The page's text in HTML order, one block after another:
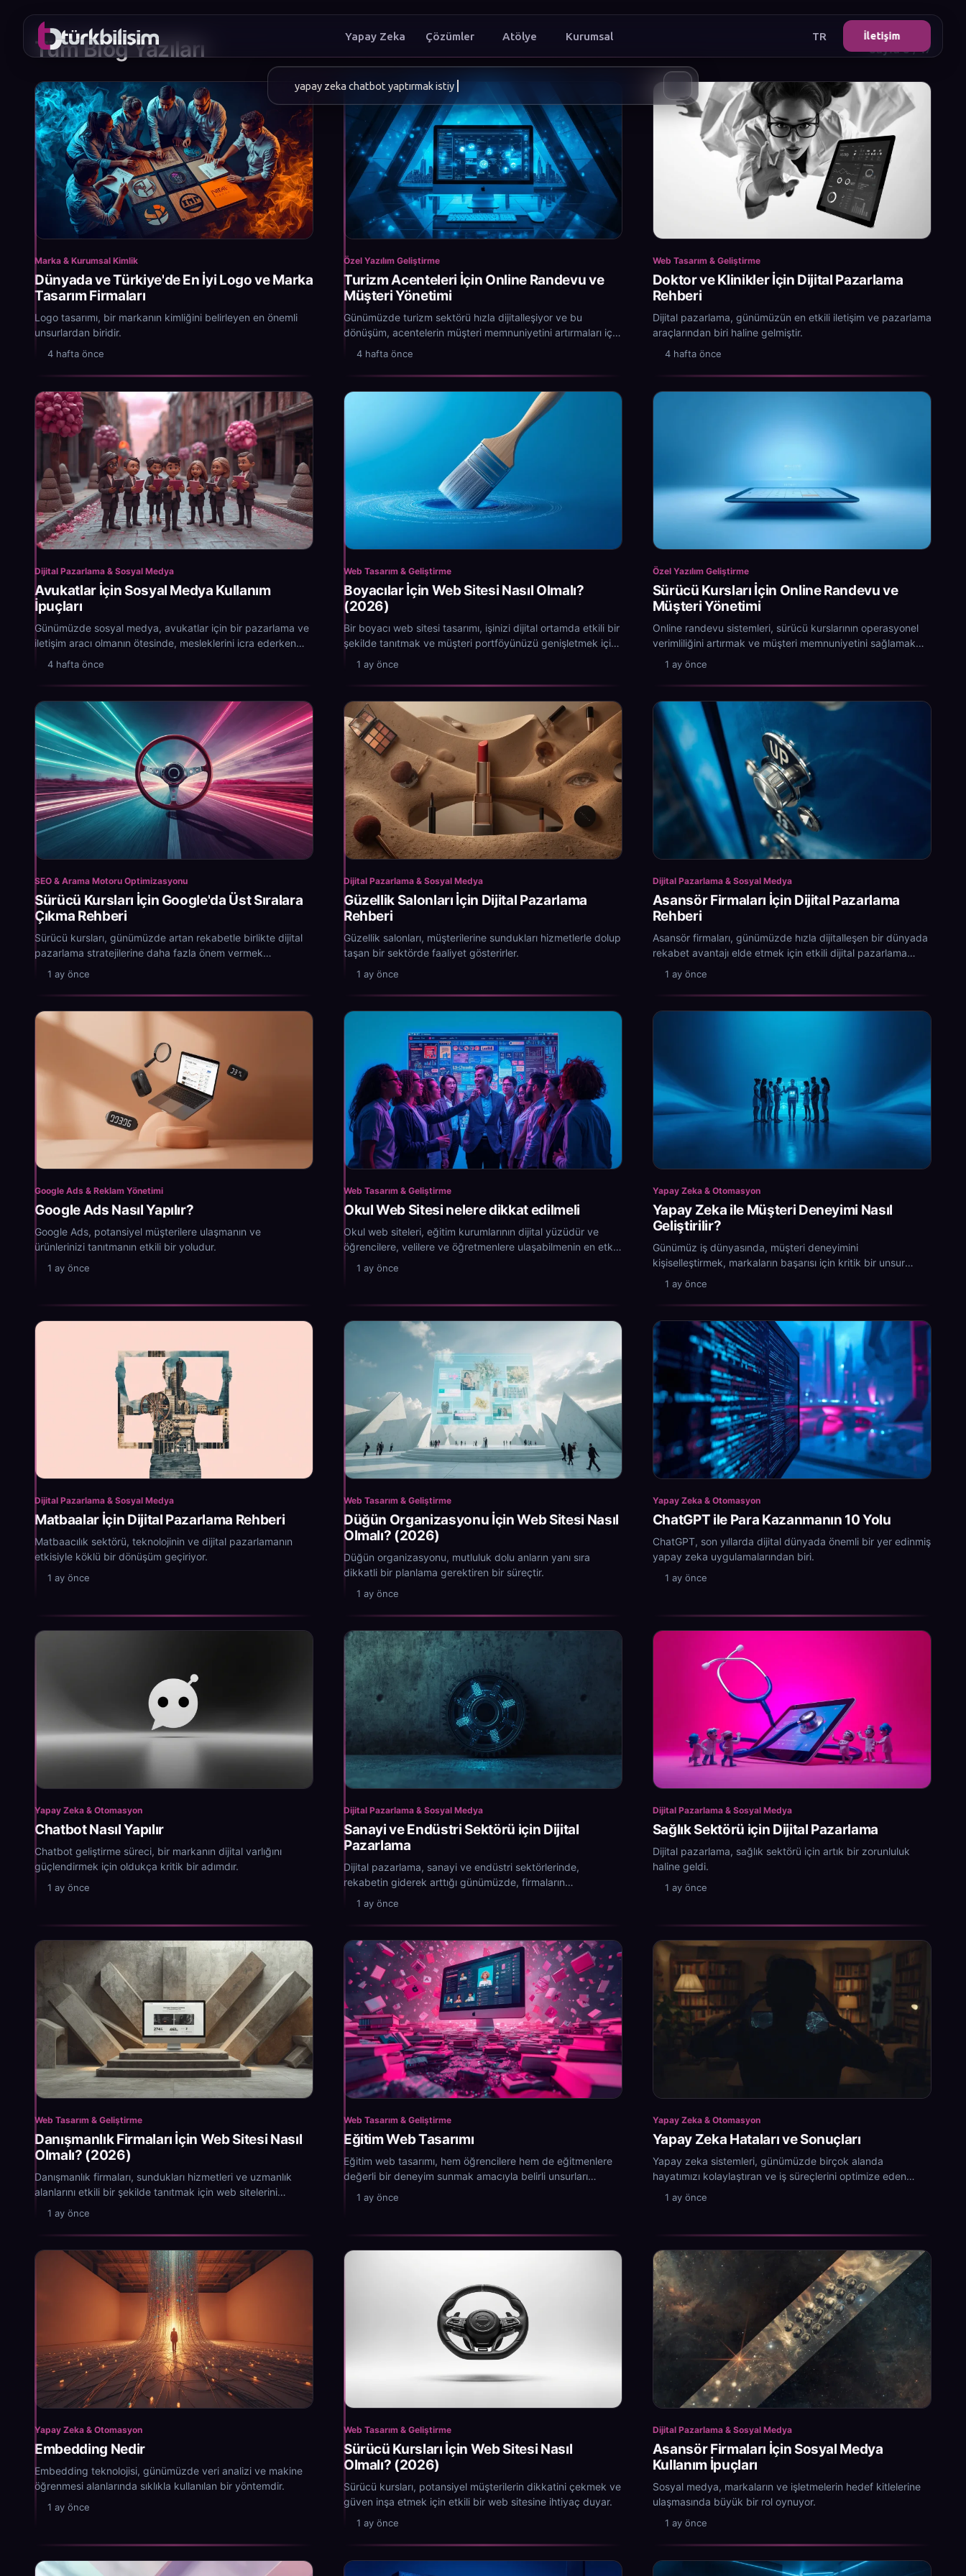
Yapay Zeka Çözümler Atölye Kurumsal TR İletişim
markamı dijitalde
Tüm Blog Yazıları Sayfa 3 / 17
Marka & Kurumsal Kimlik
Dünyada ve Türkiye'de En İyi Logo ve Marka
Tasarım Firmaları
Logo tasarımı, bir markanın kimliğini belirleyen en önemli
unsurlardan biridir.
4 hafta önce
Özel Yazılım Geliştirme
Turizm Acenteleri İçin Online Randevu ve
Müşteri Yönetimi
Günümüzde turizm sektörü hızla dijitalleşiyor ve bu
dönüşüm, acentelerin müşteri memnuniyetini artırmaları için
yeni fırsatlar sunuyor.
4 hafta önce
Web Tasarım & Geliştirme
Doktor ve Klinikler İçin Dijital Pazarlama
Rehberi
Dijital pazarlama, günümüzün en etkili iletişim ve pazarlama
araçlarından biri haline gelmiştir.
4 hafta önce
Dijital Pazarlama & Sosyal Medya
Avukatlar İçin Sosyal Medya Kullanım
İpuçları
Günümüzde sosyal medya, avukatlar için bir pazarlama ve
iletişim aracı olmanın ötesinde, mesleklerini icra ederken
karşılaştıkları birçok zorluğun da...
4 hafta önce
Web Tasarım & Geliştirme
Boyacılar İçin Web Sitesi Nasıl Olmalı?
(2026)
Bir boyacı web sitesi tasarımı, işinizi dijital ortamda etkili bir
şekilde tanıtmak ve müşteri portföyünüzü genişletmek için
kritik bir rol oynar.
1 ay önce
Özel Yazılım Geliştirme
Sürücü Kursları İçin Online Randevu ve
Müşteri Yönetimi
Online randevu sistemleri, sürücü kurslarının operasyonel
verimliliğini artırmak ve müşteri memnuniyetini sağlamak
için önemli bir araç haline gelmiştir.
1 ay önce
SEO & Arama Motoru Optimizasyonu
Sürücü Kursları İçin Google'da Üst Sıralara
Çıkma Rehberi
Sürücü kursları, günümüzde artan rekabetle birlikte dijital
pazarlama stratejilerine daha fazla önem vermek
zorundadır.
1 ay önce
Dijital Pazarlama & Sosyal Medya
Güzellik Salonları İçin Dijital Pazarlama
Rehberi
Güzellik salonları, müşterilerine sundukları hizmetlerle dolup
taşan bir sektörde faaliyet gösterirler.
1 ay önce
Dijital Pazarlama & Sosyal Medya
Asansör Firmaları İçin Dijital Pazarlama
Rehberi
Asansör firmaları, günümüzde hızla dijitalleşen bir dünyada
rekabet avantajı elde etmek için etkili dijital pazarlama
stratejileri geliştirmek zorundadır.
1 ay önce
Google Ads & Reklam Yönetimi
Google Ads Nasıl Yapılır?
Google Ads, potansiyel müşterilere ulaşmanın ve
ürünlerinizi tanıtmanın etkili bir yoludur.
1 ay önce
Web Tasarım & Geliştirme
Okul Web Sitesi nelere dikkat edilmeli
Okul web siteleri, eğitim kurumlarının dijital yüzüdür ve
öğrencilere, velilere ve öğretmenlere ulaşabilmenin en etkili
yoludur.
1 ay önce
Yapay Zeka & Otomasyon
Yapay Zeka ile Müşteri Deneyimi Nasıl
Geliştirilir?
Günümüz iş dünyasında, müşteri deneyimini
kişiselleştirmek, markaların başarısı için kritik bir unsur
haline geldi.
1 ay önce
Dijital Pazarlama & Sosyal Medya
Matbaalar İçin Dijital Pazarlama Rehberi
Matbaacılık sektörü, teknolojinin ve dijital pazarlamanın
etkisiyle köklü bir dönüşüm geçiriyor.
1 ay önce
Web Tasarım & Geliştirme
Düğün Organizasyonu İçin Web Sitesi Nasıl
Olmalı? (2026)
Düğün organizasyonu, mutluluk dolu anların yanı sıra
dikkatli bir planlama gerektiren bir süreçtir.
1 ay önce
Yapay Zeka & Otomasyon
ChatGPT ile Para Kazanmanın 10 Yolu
ChatGPT, son yıllarda dijital dünyada önemli bir yer edinmiş
yapay zeka uygulamalarından biri.
1 ay önce
Yapay Zeka & Otomasyon
Chatbot Nasıl Yapılır
Chatbot geliştirme süreci, bir markanın dijital varlığını
güçlendirmek için oldukça kritik bir adımdır.
1 ay önce
Dijital Pazarlama & Sosyal Medya
Sanayi ve Endüstri Sektörü için Dijital
Pazarlama
Dijital pazarlama, sanayi ve endüstri sektörlerinde,
rekabetin giderek arttığı günümüzde, firmaların
sürdürülebilir başarısını sağlamak için kritik bir...
1 ay önce
Dijital Pazarlama & Sosyal Medya
Sağlık Sektörü için Dijital Pazarlama
Dijital pazarlama, sağlık sektörü için artık bir zorunluluk
haline geldi.
1 ay önce
Web Tasarım & Geliştirme
Danışmanlık Firmaları İçin Web Sitesi Nasıl
Olmalı? (2026)
Danışmanlık firmaları, sundukları hizmetleri ve uzmanlık
alanlarını etkili bir şekilde tanıtmak için web sitelerini
kullanır.
1 ay önce
Web Tasarım & Geliştirme
Eğitim Web Tasarımı
Eğitim web tasarımı, hem öğrencilere hem de eğitmenlere
değerli bir deneyim sunmak amacıyla belirli unsurları
içermelidir.
1 ay önce
Yapay Zeka & Otomasyon
Yapay Zeka Hataları ve Sonuçları
Yapay zeka sistemleri, günümüzde birçok alanda
hayatımızı kolaylaştıran ve iş süreçlerini optimize eden
önemli teknolojilerdir.
1 ay önce
Yapay Zeka & Otomasyon
Embedding Nedir
Embedding teknolojisi, günümüzde veri analizi ve makine
öğrenmesi alanlarında sıklıkla kullanılan bir yöntemdir.
1 ay önce
Web Tasarım & Geliştirme
Sürücü Kursları İçin Web Sitesi Nasıl
Olmalı? (2026)
Sürücü kursları, potansiyel müşterilerin dikkatini çekmek ve
güven inşa etmek için etkili bir web sitesine ihtiyaç duyar.
1 ay önce
Dijital Pazarlama & Sosyal Medya
Asansör Firmaları İçin Sosyal Medya
Kullanım İpuçları
Sosyal medya, markaların ve işletmelerin hedef kitlelerine
ulaşmasında büyük bir rol oynuyor.
1 ay önce